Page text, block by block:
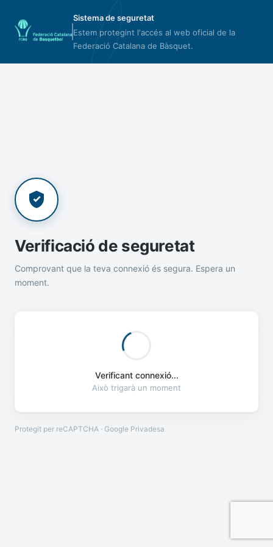
Sistema de seguretat
Estem protegint l'accés al web oficial de la
Federació Catalana de Bàsquet.
Verificació de seguretat
Comprovant que la teva connexió és segura. Espera un
moment.
Verificant connexió...
Això trigarà un moment
Protegit per reCAPTCHA · Google Privadesa